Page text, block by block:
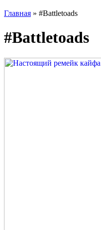
Главная » #Battletoads
#Battletoads